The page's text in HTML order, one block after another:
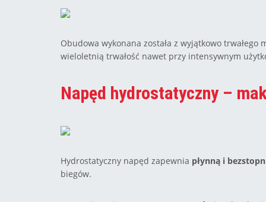
Obudowa wykonana została z wyjątkowo trwałego
wieloletnią trwałość nawet przy intensywnym
Napęd hydrostatyczny –
Hydrostatyczny napęd zapewnia płynną i
biegów.